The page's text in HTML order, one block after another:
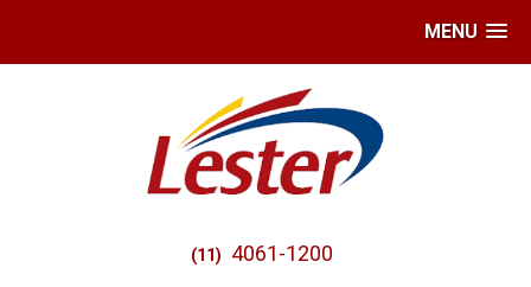
MENU
(11) 4061-1200